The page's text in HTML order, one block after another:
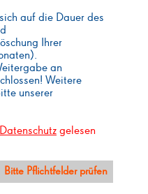
auf die Dauer des
Ihrer
an
Weitere
unserer
Datenschutz gelesen